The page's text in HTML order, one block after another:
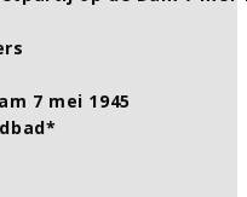
7 mei 1945